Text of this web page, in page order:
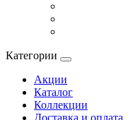
Категории
Акции
Каталог
Коллекции
Доставка и оплата